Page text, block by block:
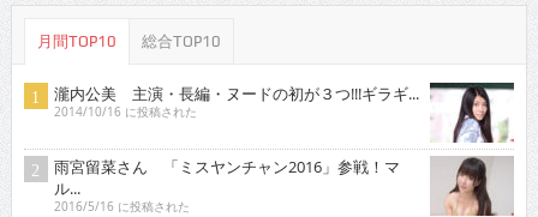
月間TOP10 総合TOP10
瀧内公美 主演・長編・ヌードの初が３つ!!!ギラギ...
2014/10/16 に投稿された
雨宮留菜さん 「ミスヤンチャン2016」参戦！マ
ル...
2016/5/16 に投稿された